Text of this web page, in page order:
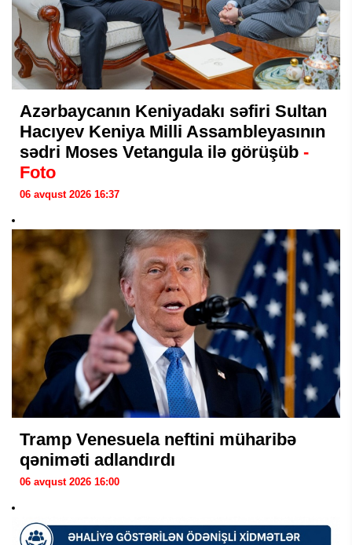
Azərbaycanın Keniyadakı səfiri Sultan
Hacıyev Keniya Milli Assambleyasının
sədri Moses Vetangula ilə görüşüb -
Foto
06 avqust 2026 16:37
Tramp Venesuela neftini müharibə
qəniməti adlandırdı
06 avqust 2026 16:00